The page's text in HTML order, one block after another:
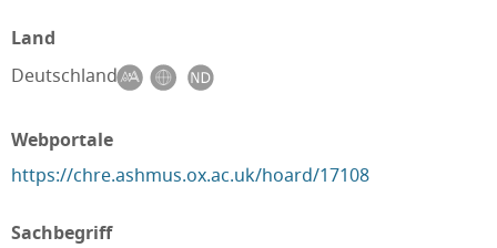
Land
Deutschland
Webportale
https://chre.ashmus.ox.ac.uk/hoard/17108
Sachbegriff